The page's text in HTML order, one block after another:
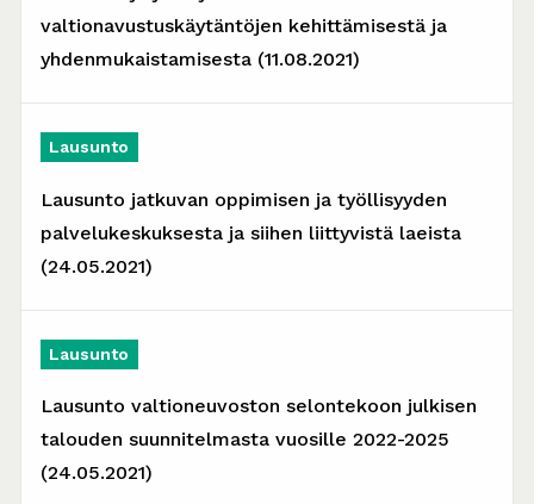
valtionavustuskäytäntöjen kehittämisestä ja
yhdenmukaistamisesta (11.08.2021)
Lausunto
Lausunto jatkuvan oppimisen ja työllisyyden
palvelukeskuksesta ja siihen liittyvistä laeista
(24.05.2021)
Lausunto
Lausunto valtioneuvoston selontekoon julkisen
talouden suunnitelmasta vuosille 2022-2025
(24.05.2021)